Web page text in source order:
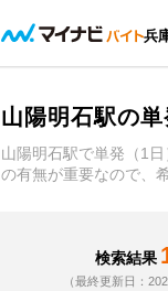
兵
山陽明石駅の
山陽明石駅で単発（1
の有無が重要なので、
検索結果
（最終更新日：